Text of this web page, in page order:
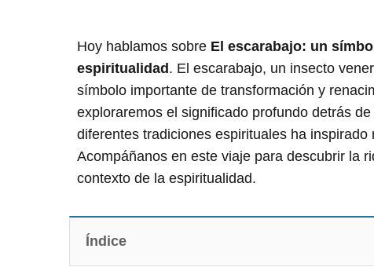
Hoy hablamos sobre El escarabajo: un
espiritualidad . El escarabajo, un insecto
símbolo importante de transformación y
exploraremos el significado profundo detrás
diferentes tradiciones espirituales ha
Acompáñanos en este viaje para descubrir la
contexto de la espiritualidad.
Índice